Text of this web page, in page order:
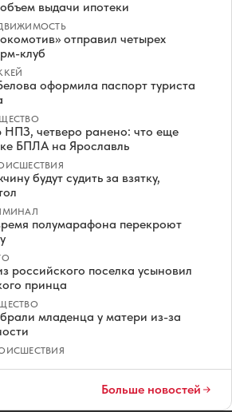
выдачи ипотеки
отправил четырех
клуб
оформила паспорт туриста
НПЗ, четверо ранено: что еще
БПЛА на Ярославль
будут судить за взятку,
полумарафона перекроют
российского поселка усыновил
принца
младенца у матери из-за
Больше новостей